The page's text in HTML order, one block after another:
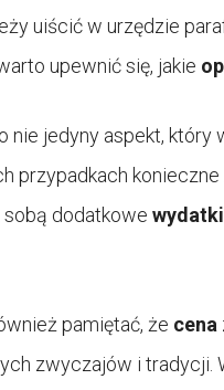
uiścić w urzędzie
upewnić się, jakie
nie jedyny aspekt, który
przypadkach
sobą dodatkowe wydatki
pamiętać, że cena
zwyczajów i tradycji.